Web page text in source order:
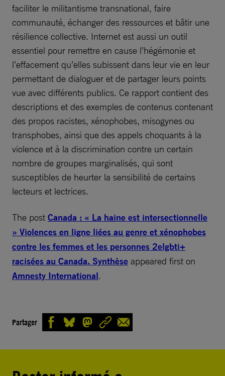
faciliter le militantisme transnational, faire
communauté, échanger des ressources et bâtir une
résilience collective. Internet est aussi un outil
essentiel pour remettre en cause l’hégémonie et
l’effacement qu’elles subissent dans leur vie en leur
permettant de dialoguer et de partager leurs points
vue avec différents publics. Ce rapport contient des
descriptions et des exemples de contenus contenant
des propos racistes, xénophobes, misogynes ou
transphobes, ainsi que des appels choquants à la
violence et à la discrimination contre un certain
nombre de groupes marginalisés, qui sont
susceptibles de heurter la sensibilité de certains
lecteurs et lectrices.
The post Canada : « La haine est intersectionnelle
» Violences en ligne liées au genre et xénophobes
contre les femmes et les personnes 2elgbti+
racisées au Canada. Synthèse appeared first on
Amnesty International.
Partager